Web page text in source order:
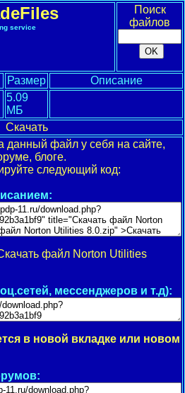
service
Поиск
файлов
Размер
Описание
5.09
МБ
Скачать
данный файл у себя на сайте,
блоге.
следующий код:
файл Norton Utilities
мессенджеров и т.д):
в новой вкладке или новом